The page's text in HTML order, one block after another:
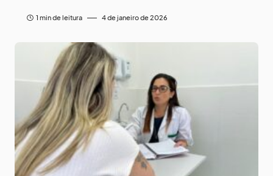
1 min de leitura 4 de janeiro de 2026